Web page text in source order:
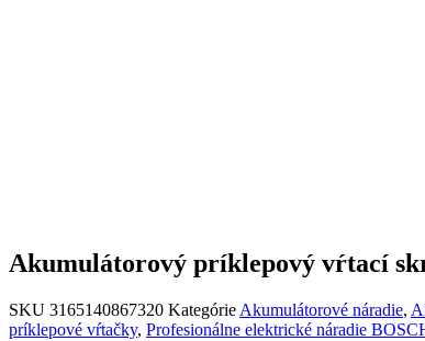
Akumulátorový príklepový vŕtací
SKU 3165140867320 Kategórie Akumulátorové náradie,
príklepové vŕtačky, Profesionálne elektrické náradie